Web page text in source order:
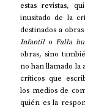
estas revistas,
inusitado de la
destinados a
Infantil o Falla
obras, sino
no han llamado la
críticos que
los medios de
quién es la